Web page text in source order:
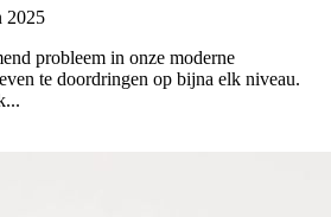
2025
probleem in onze moderne
te doordringen op bijna elk niveau.